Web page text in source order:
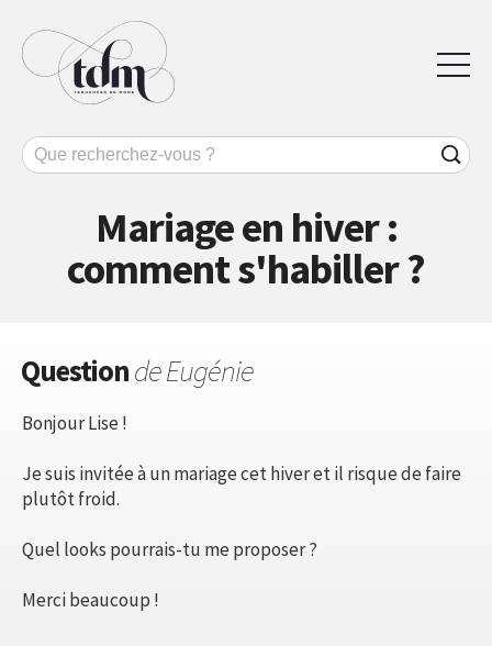
Mariage en hiver :
comment s'habiller ?
Questionde Eugénie
Bonjour Lise !
Je suis invitée à un mariage cet hiver et il risque de faire
plutôt froid.
Quel looks pourrais-tu me proposer ?
Merci beaucoup !